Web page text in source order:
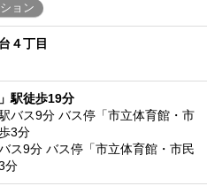
ョン
４丁目
駅徒歩19分
バス9分 バス停「市立体育館・市
3分
ス9分 バス停「市立体育館・市民
分